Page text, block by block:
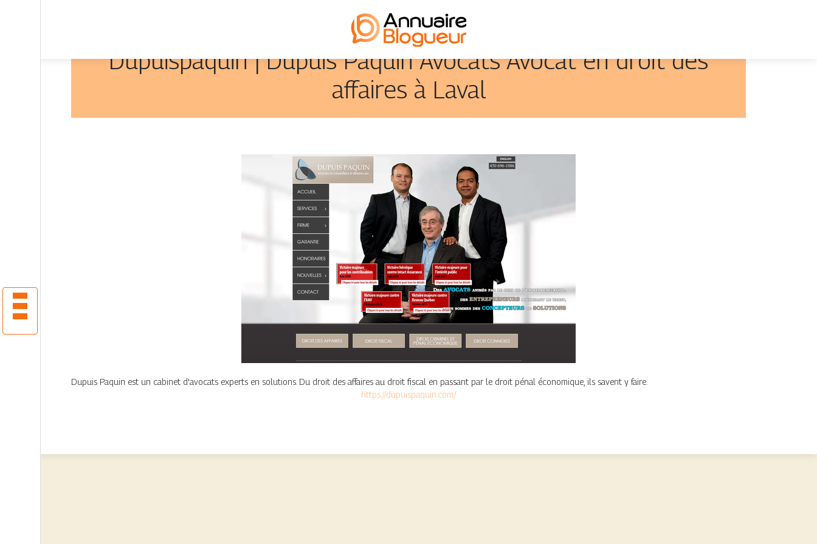
Dupuispaquin | Dupuis Paquin Avocats Avocat en droit des
affaires à Laval
Dupuis Paquin est un cabinet d'avocats experts en solutions. Du droit des affaires au droit fiscal en passant par le droit pénal économique, ils savent y faire.
https://dupuispaquin.com/